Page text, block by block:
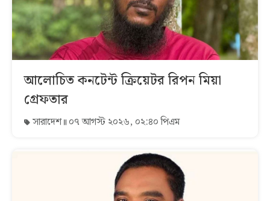
আলোচিত কনটেন্ট ক্রিয়েটর রিপন মিয়া
গ্রেফতার
সারাদেশ ০৭ আগস্ট ২০২৬, ০২:৪০ পিএম